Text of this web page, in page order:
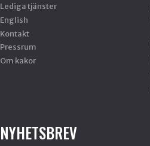
Lediga tjänster
English
Kontakt
Pressrum
Om kakor
NYHETSBREV